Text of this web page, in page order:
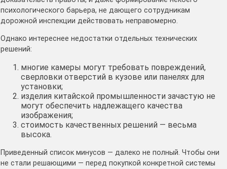
психологического барьера, не дающего сотрудникам
дорожной инспекции действовать неправомерно.
Однако интереснее недостатки отдельных технических
решений:
многие камеры могут требовать повреждений,
сверловки отверстий в кузове или панелях для
установки;
изделия китайской промышленности зачастую не
могут обеспечить надлежащего качества
изображения;
стоимость качественных решений — весьма
высока.
Приведенный список минусов — далеко не полный. Чтобы они
не стали решающими — перед покупкой конкретной системы